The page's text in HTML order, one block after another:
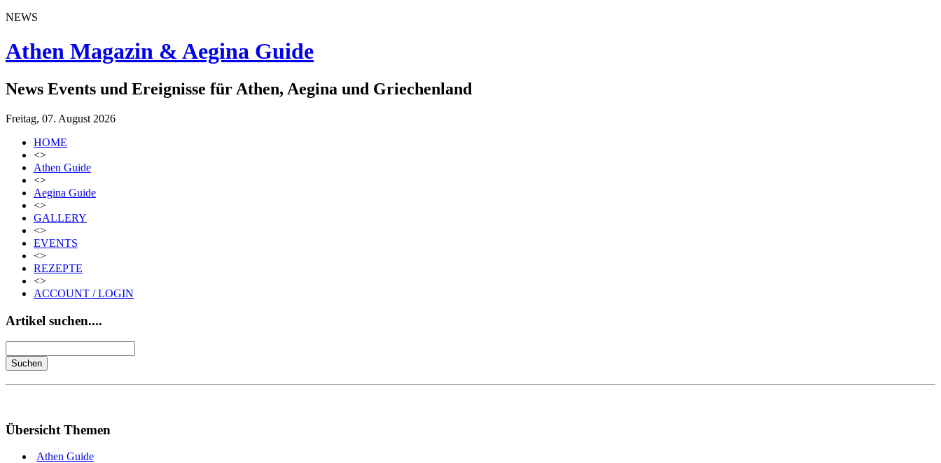
NEWS
Athen Magazin & Aegina Guide
News Events und Ereignisse für Athen, Aegina und Griechenland
Freitag, 07. August 2026
HOME
<>
Athen Guide
<>
Aegina Guide
<>
GALLERY
<>
EVENTS
<>
REZEPTE
<>
ACCOUNT / LOGIN
Artikel suchen....
Übersicht Themen
Athen Guide